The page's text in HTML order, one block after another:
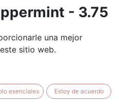
- 3.75
una mejor
sitio web.
esenciales Estoy de acuerdo